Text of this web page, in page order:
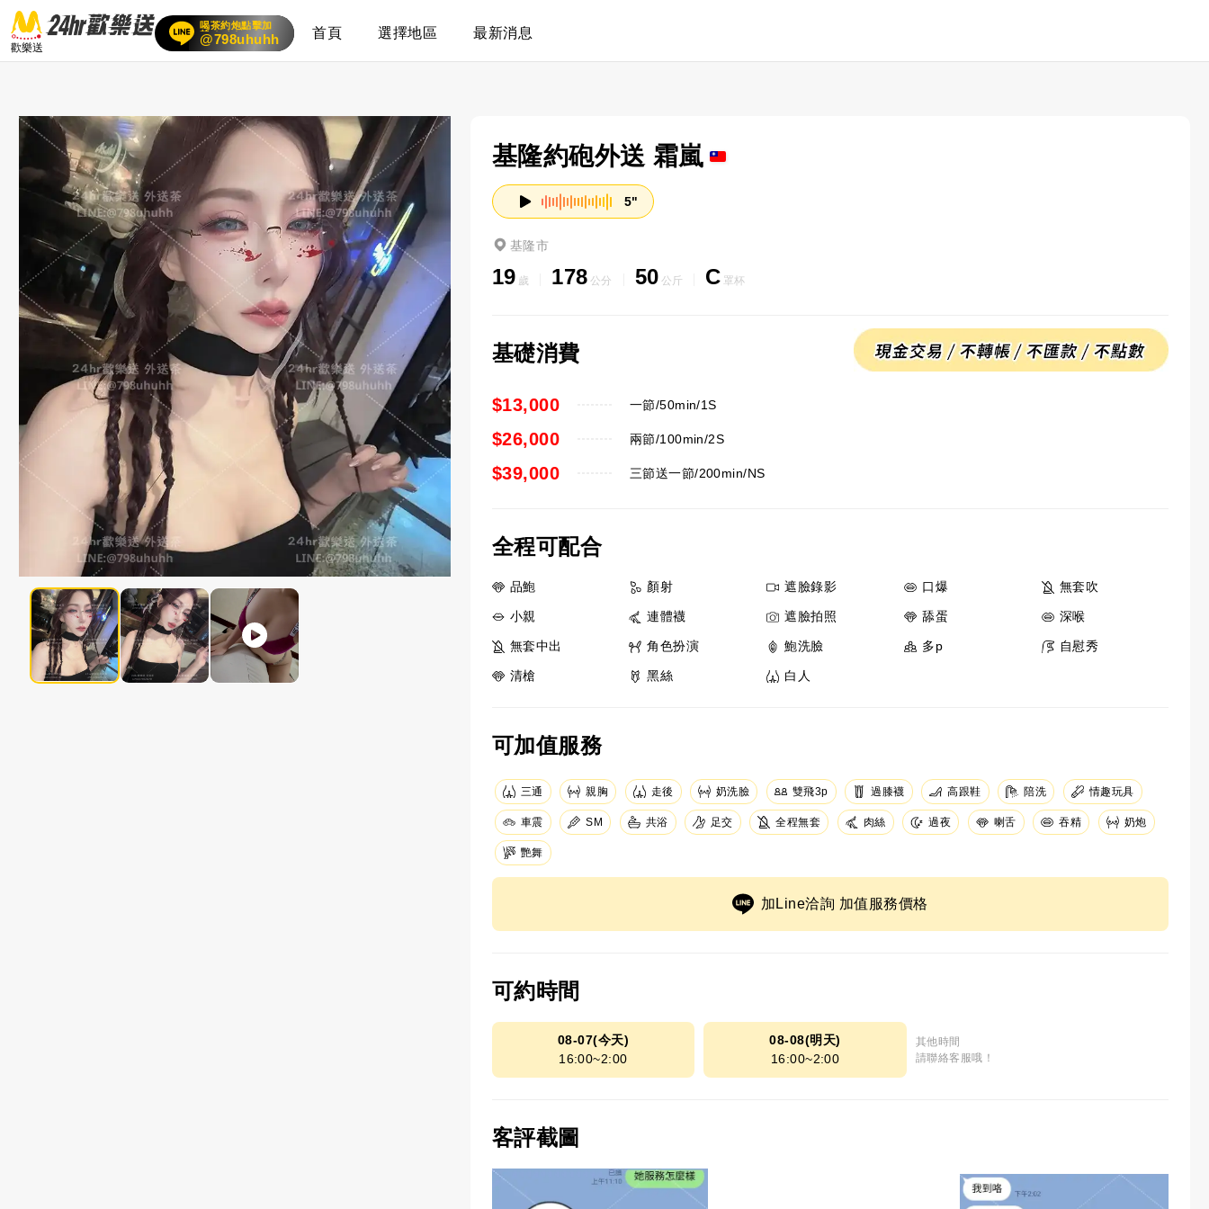
歡樂送
喝茶約炮點擊加
賴
24小時客服在線
@798uhuhh 首頁 選擇地區 最新消息
基隆約砲外送 霜嵐
5"
基隆市
19 歲 178 公分 50 公斤 C 罩杯
基礎消費
一節/50min/1S
$13,000
兩節/100min/2S
$26,000
三節送一節/200min/NS
$39,000
全程可配合
品鮑 顏射 遮臉錄影 口爆 無套吹
小親 連體襪 遮臉拍照 舔蛋 深喉
無套中出 角色扮演 鮑洗臉 多p 自慰秀
清槍 黑絲 白人
可加值服務
三通 親胸 走後 奶洗臉 雙飛3p 過膝襪 高跟鞋 陪洗 情趣玩具
車震 SM 共浴 足交 全程無套 肉絲 過夜 喇舌 吞精 奶炮
艷舞
加Line洽詢 加值服務價格
可約時間
08-07(今天)
16:00~2:00
08-08(明天)
16:00~2:00
其他時間
請聯絡客服哦！
客評截圖